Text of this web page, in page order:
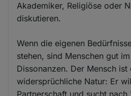
Akademiker, Religiöse oder
diskutieren.
Wenn die eigenen
stehen, sind Menschen gut
Dissonanzen. Der Mensch ist
widersprüchliche Natur: Er